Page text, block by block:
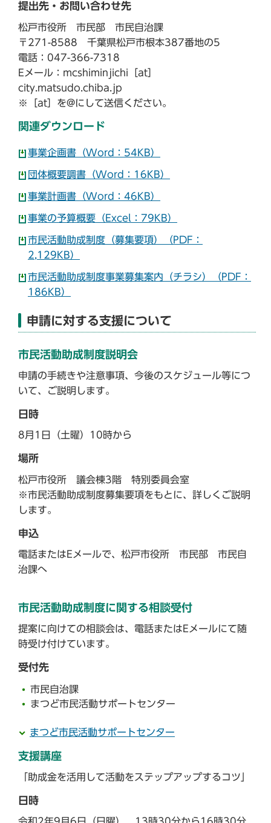
提出先・お問い合わせ先
松戸市役所 市民部 市民自治課
〒271-8588 千葉県松戸市根本387番地の5
電話：047-366-7318
Eメール：mcshiminjichi［at］
city.matsudo.chiba.jp
※［at］を@にして送信ください。
関連ダウンロード
事業企画書（Word：54KB）
団体概要調書（Word：16KB）
事業計画書（Word：46KB）
事業の予算概要（Excel：79KB）
市民活動助成制度（募集要項）（PDF：
2,129KB）
市民活動助成制度事業募集案内（チラシ）（PDF：
186KB）
申請に対する支援について
市民活動助成制度説明会
申請の手続きや注意事項、今後のスケジュール等につ
いて、ご説明します。
日時
8月1日（土曜）10時から
場所
松戸市役所 議会棟3階 特別委員会室
※市民活動助成制度募集要項をもとに、詳しくご説明
します。
申込
電話またはEメールで、松戸市役所 市民部 市民自
治課へ
市民活動助成制度に関する相談受付
提案に向けての相談会は、電話またはEメールにて随
時受け付けています。
受付先
市民自治課
まつど市民活動サポートセンター
まつど市民活動サポートセンター
支援講座
「助成金を活用して活動をステップアップするコツ」
日時